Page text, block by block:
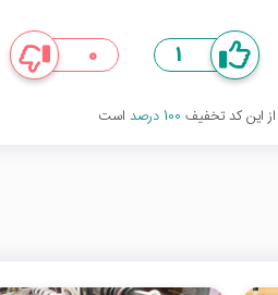
1
0
این کد تخفیف 100 درصد است